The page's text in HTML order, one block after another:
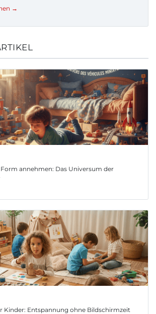
→
annehmen: Das Universum der
Kinder: Entspannung ohne Bildschirmzeit